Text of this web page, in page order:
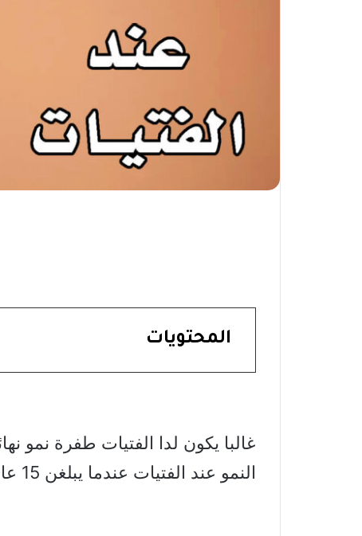
المحتويات
النمو عند الفتيات عندما يبلغن 15 عامًا.